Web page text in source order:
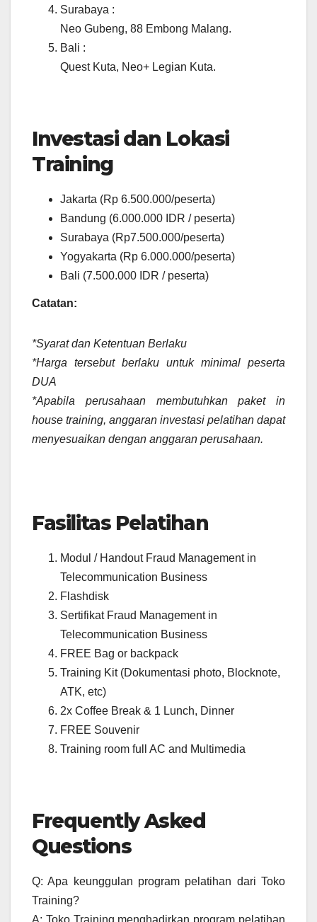
Surabaya :
Neo Gubeng, 88 Embong Malang.
Bali :
Quest Kuta, Neo+ Legian Kuta.
Investasi dan Lokasi
Training
Jakarta (Rp 6.500.000/peserta)
Bandung (6.000.000 IDR / peserta)
Surabaya (Rp7.500.000/peserta)
Yogyakarta (Rp 6.000.000/peserta)
Bali (7.500.000 IDR / peserta)
Catatan:
*Syarat dan Ketentuan Berlaku
*Harga tersebut berlaku untuk minimal peserta
DUA
*Apabila perusahaan membutuhkan paket in
house training, anggaran investasi pelatihan dapat
menyesuaikan dengan anggaran perusahaan.
Fasilitas Pelatihan
Modul / Handout Fraud Management in
Telecommunication Business
Flashdisk
Sertifikat Fraud Management in
Telecommunication Business
FREE Bag or backpack
Training Kit (Dokumentasi photo, Blocknote,
ATK, etc)
2x Coffee Break & 1 Lunch, Dinner
FREE Souvenir
Training room full AC and Multimedia
Frequently Asked
Questions
Q: Apa keunggulan program pelatihan dari Toko
Training?
A: Toko Training menghadirkan program pelatihan